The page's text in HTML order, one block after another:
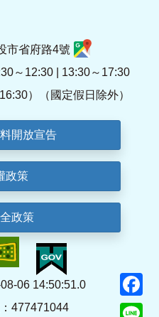
市省府路4號
～12:30 | 13:30～17:30
）（國定假日除外）
開放宣告
政策
政策
06 14:50:51.0
477471044